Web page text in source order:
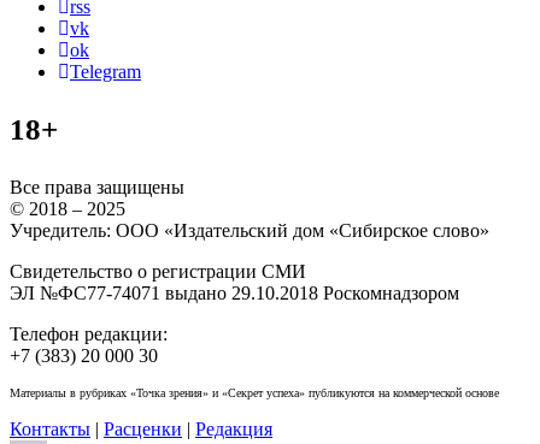
rss
vk
ok
Telegram
18+
Все права защищены
© 2018 – 2025
Учредитель: ООО «Издательский дом «Сибирское слово»
Свидетельство о регистрации СМИ
ЭЛ №ФС77-74071 выдано 29.10.2018 Роскомнадзором
Телефон редакции:
+7 (383) 20 000 30
Материалы в рубриках «Точка зрения» и «Секрет успеха» публикуются на коммерческой основе
Контакты | Расценки | Редакция